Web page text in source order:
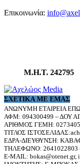
Επικοινωνία:
Μ.Η.Τ. 242795
ΣΧΕΤΙΚΆ ΜΕ ΕΜΆΣ
ΑΝΩΝΥΜΗ ΕΤΑΙΡΕΙΑ
ΑΦΜ: 094300499 – ΔΟΥ
ΑΡΙΘΜΟΣ ΓΕΜΗ:
ΤΙΤΛΟΣ
ΕΔΡΑ-ΔΙΕΥΘΥΝΣΗ:
ΤΗΛΕΦΩΝΟ: 2641022803
E-MAIL: bokas@otenet.gr,